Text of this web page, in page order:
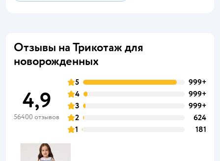
Отзывы на Трикотаж для
новорожденных
4,9
56400 отзывов
5
999+
4
999+
3
999+
2
624
1
181